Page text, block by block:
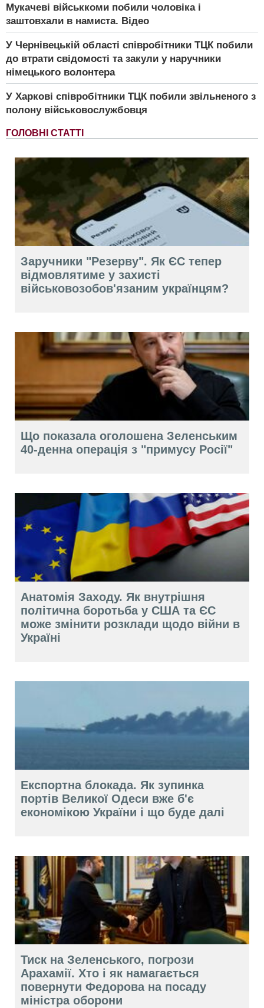
Мукачеві військкоми побили чоловіка і
заштовхали в намиста. Відео
У Чернівецькій області співробітники ТЦК побили
до втрати свідомості та закули у наручники
німецького волонтера
У Харкові співробітники ТЦК побили звільненого з
полону військовослужбовця
ГОЛОВНІ СТАТТІ
Заручники "Резерву". Як ЄС тепер
відмовлятиме у захисті
військовозобов'язаним українцям?
Що показала оголошена Зеленським
40-денна операція з "примусу Росії"
Анатомія Заходу. Як внутрішня
політична боротьба у США та ЄС
може змінити розклади щодо війни в
Україні
Експортна блокада. Як зупинка
портів Великої Одеси вже б'є
економікою України і що буде далі
Тиск на Зеленського, погрози
Арахамії. Хто і як намагається
повернути Федорова на посаду
міністра оборони